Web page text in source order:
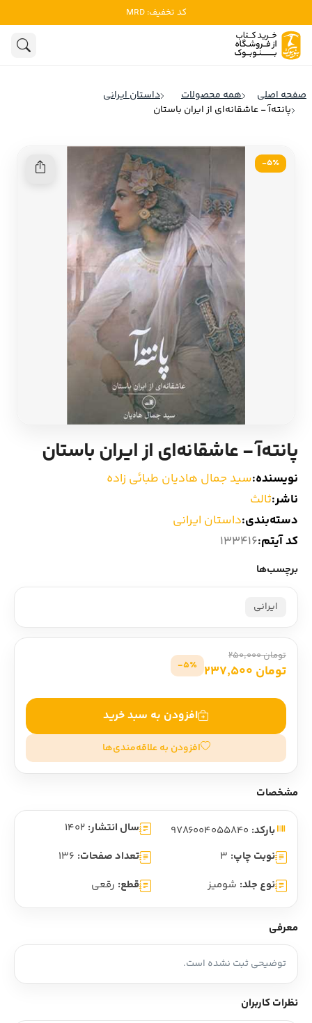
کد تخفیف: MRD
ادبیات
روانشناسی
تاریخ و سیاست
ادیان و اساطیر
ادبیات آمریکا
ادبیات فرانسه
ادبیات ایتالیا
ادبیات روسیه
ادبیات آمریکای لاتین
ادبیات آلمان
ادبیات ترکیه
ادبیات آسیا
سایر کشورهای اروپا
داستان کوتاه
شعر و متون کهن
ادبیات
صفحه اصلی همه محصولات
داستان ایرانی
پانته‌آ - عاشقانه‌ای از ایران باستان
5٪-
پانته‌آ - عاشقانه‌ای از ایران باستان
نویسنده:سید جمال هادیان طبائی زاده
ناشر:ثالث
دسته‌بندی:داستان ایرانی
کد آیتم:133416
برچسب‌ها
ایرانی
تومان 250,000
تومان 237,500 5٪-
افزودن به سبد خرید
افزودن به علاقه‌مندی‌ها
مشخصات
بارکد: سال انتشار: 1402
نوبت چاپ: 3 تعداد صفحات: 136
نوع جلد: شومیز قطع: رقعی
معرفی
توضیحی ثبت نشده است.
نظرات کاربران